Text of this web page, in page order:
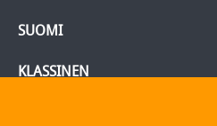
SUOMI
KLASSINEN